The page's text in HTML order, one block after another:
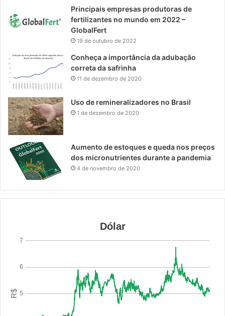
Principais empresas produtoras de
fertilizantes no mundo em 2022 –
GlobalFert
19 de outubro de 2022
Conheça a importância da adubação
correta da safrinha
11 de dezembro de 2020
Uso de remineralizadores no Brasil
1 de dezembro de 2020
Aumento de estoques e queda nos preços
dos micronutrientes durante a pandemia
4 de novembro de 2020